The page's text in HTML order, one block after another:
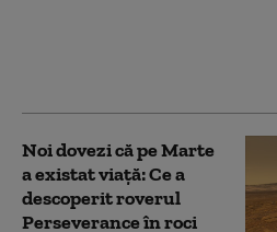
Noi dovezi că pe Marte
a existat viață: Ce a
descoperit roverul
Perseverance în roci